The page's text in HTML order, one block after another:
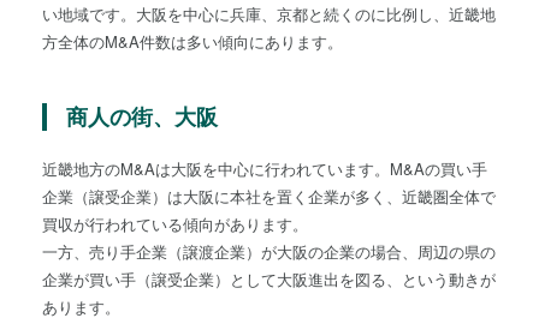
い地域です。大阪を中心に兵庫、京都と続くのに比例し、近畿地
方全体のM&A件数は多い傾向にあります。
商人の街、大阪
近畿地方のM&Aは大阪を中心に行われています。M&Aの買い手
企業（譲受企業）は大阪に本社を置く企業が多く、近畿圏全体で
買収が行われている傾向があります。
一方、売り手企業（譲渡企業）が大阪の企業の場合、周辺の県の
企業が買い手（譲受企業）として大阪進出を図る、という動きが
あります。